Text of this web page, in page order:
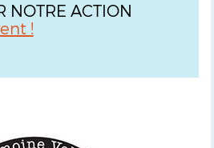
NOTRE ACTION
!